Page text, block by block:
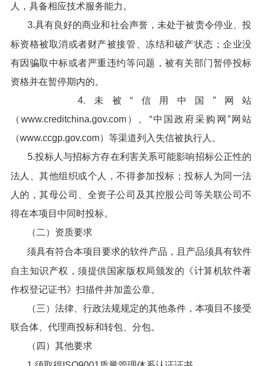
人，具备相应技术服务能力。
3.具有良好的商业和社会声誉，未处于被责令停业、投
标资格被取消或者财产被接管、冻结和破产状态；企业没
有因骗取中标或者严重违约等问题，被有关部门暂停投标
资格并在暂停期内的。
4.未被“信用中国”网站
（www.creditchina.gov.com）、“中国政府采购网”网站
（www.ccgp.gov.com）等渠道列入失信被执行人。
5.投标人与招标方存在利害关系可能影响招标公正性的
法人、其他组织或个人，不得参加投标；投标人为同一法
人的，其母公司、全资子公司及其控股公司等关联公司不
得在本项目中同时投标。
（二）资质要求
须具有符合本项目要求的软件产品，且产品须具有软件
自主知识产权，须提供国家版权局颁发的《计算机软件著
作权登记证书》扫描件并加盖公章。
（三）法律、行政法规规定的其他条件，本项目不接受
联合体、代理商投标和转包、分包。
（四）其他要求